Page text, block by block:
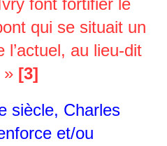
font fortifier le
qui se situait un
l’actuel, au lieu-dit
» [3]
siècle, Charles
et/ou